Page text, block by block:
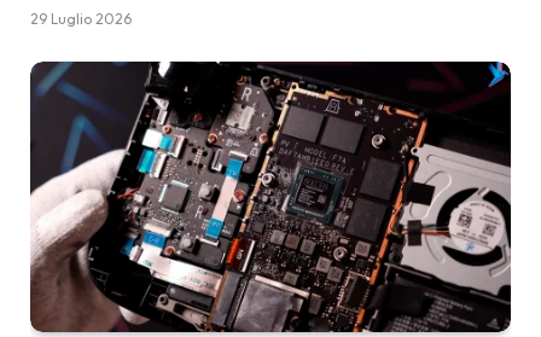
29 Luglio 2026